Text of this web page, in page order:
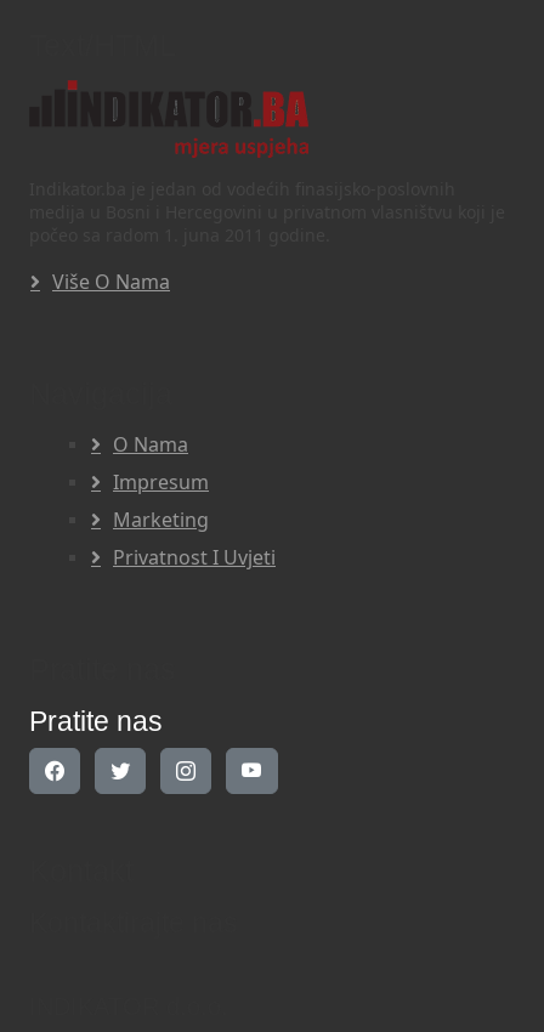
Više O Nama
O Nama
Impresum
Marketing
Privatnost I Uvjeti
Pratite nas